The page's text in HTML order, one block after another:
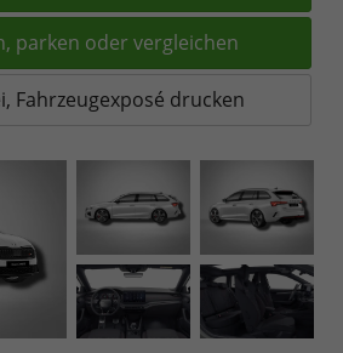
parken oder vergleichen
Fahrzeugexposé drucken